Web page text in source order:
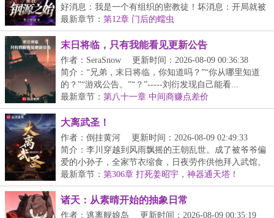
好消息：我是一个有组织的密教徒！坏消息：开局就被
教...
最新章节： 第12章 门后的蠕虫
末日将临，只有我能看见更新公告
作者：SeraSnow
更新时间：2026-08-09 00:36:38
简介：“兄弟，末日将临，你知道吗？”“你从哪里知道
的？”“游戏公告。”“？”-----刘衍发现自己能看...
最新章节： 第八十一章 中间商赚点差价
大离武圣！
作者：倒挂黄河
更新时间：2026-08-09 02:49:33
简介：李川穿越到风雨飘摇的王朝乱世。成了被爷爷偏
爱的小孙子，全家节衣缩食，日夜劳作供他拜入武馆。
可...
最新章节： 第306章 打死姜昭宇，神器通天塔！
诸天：从素晴开始的抽象日常
作者：逃离舰娘岛
更新时间：2026-08-09 00:35:19